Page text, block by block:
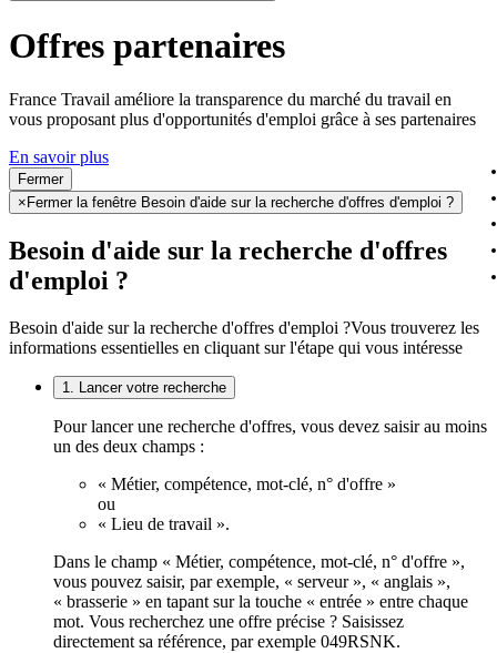
Offres partenaires
France Travail améliore la transparence du marché du travail en
vous proposant plus d'opportunités d'emploi grâce à ses partenaires
En savoir plus
Fermer
× Fermer la fenêtre Besoin d'aide sur la recherche d'offres d'emploi ?
Besoin d'aide sur la recherche d'offres
d'emploi ?
Besoin d'aide sur la recherche d'offres d'emploi ?Vous trouverez les
informations essentielles en cliquant sur l'étape qui vous intéresse
1. Lancer votre recherche
Pour lancer une recherche d'offres, vous devez saisir au moins
un des deux champs :
« Métier, compétence, mot-clé, n° d'offre »
ou
« Lieu de travail ».
Dans le champ « Métier, compétence, mot-clé, n° d'offre »,
vous pouvez saisir, par exemple, « serveur », « anglais »,
« brasserie » en tapant sur la touche « entrée » entre chaque
mot. Vous recherchez une offre précise ? Saisissez
directement sa référence, par exemple 049RSNK.